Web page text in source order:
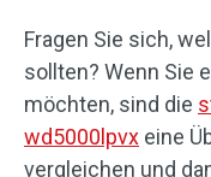
Fragen Sie sich,
sollten? Wenn Sie
möchten, sind die
wd5000lpvx eine
vergleichen und